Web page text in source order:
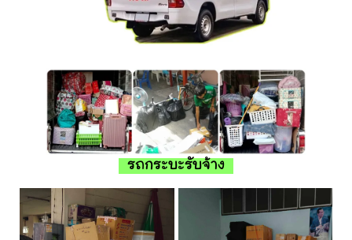
รถกระบะรับจ้าง